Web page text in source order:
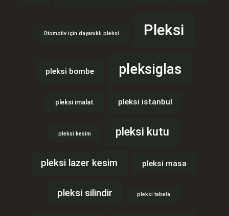
Otomotiv için dayanıklı pleksi Pleksi
pleksi bombe pleksiglas
pleksi imalat pleksi istanbul
pleksi kesim pleksi kutu
pleksi lazer kesim pleksi masa
pleksi silindir pleksi tabela